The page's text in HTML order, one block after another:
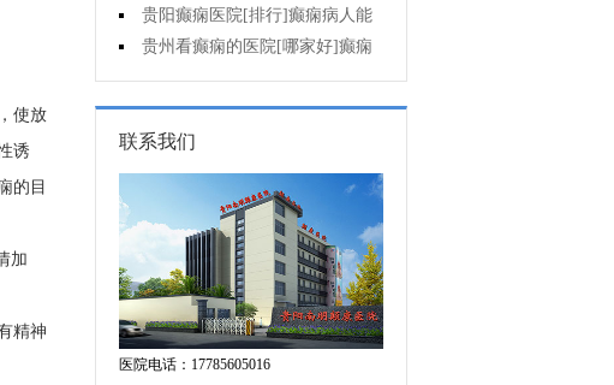
使放
诱
的目
加
精神
要症状是什么?
贵阳癫痫医院[排行]癫痫病人能
熬夜吗?
贵州看癫痫的医院[哪家好]癫痫
的三大类原因?
联系我们
医院电话：17785605016